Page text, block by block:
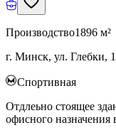
Производство1896 м²
г. Минск, ул. Глебки,
Спортивная
Отдлеьно стоящее
офисного